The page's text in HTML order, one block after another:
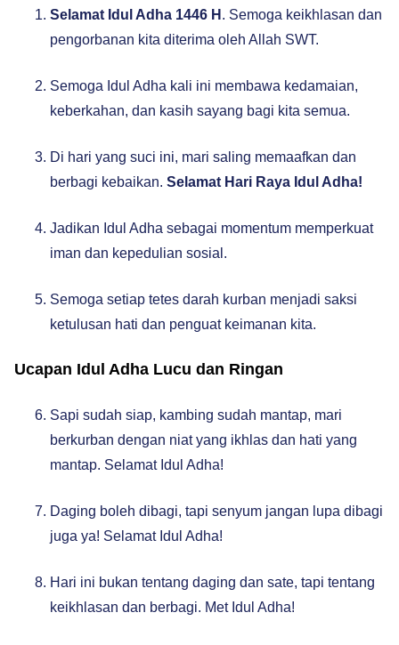
Selamat Idul Adha 1446 H . Semoga keikhlasan dan
pengorbanan kita diterima oleh Allah SWT.
Semoga Idul Adha kali ini membawa kedamaian,
keberkahan, dan kasih sayang bagi kita semua.
Di hari yang suci ini, mari saling memaafkan dan
berbagi kebaikan. Selamat Hari Raya Idul Adha!
Jadikan Idul Adha sebagai momentum memperkuat
iman dan kepedulian sosial.
Semoga setiap tetes darah kurban menjadi saksi
ketulusan hati dan penguat keimanan kita.
Ucapan Idul Adha Lucu dan Ringan
Sapi sudah siap, kambing sudah mantap, mari
berkurban dengan niat yang ikhlas dan hati yang
mantap. Selamat Idul Adha!
Daging boleh dibagi, tapi senyum jangan lupa dibagi
juga ya! Selamat Idul Adha!
Hari ini bukan tentang daging dan sate, tapi tentang
keikhlasan dan berbagi. Met Idul Adha!